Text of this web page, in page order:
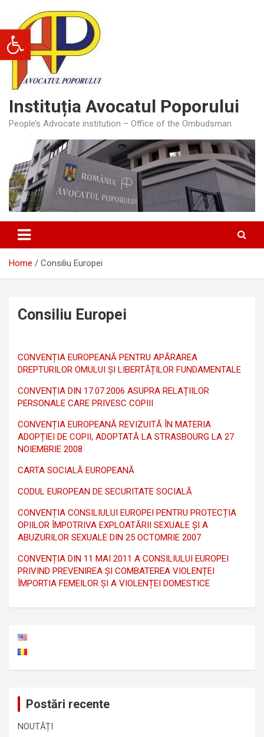
Deschide bara de unelte
content
Instituția Avocatul Poporului
People’s Advocate institution – Office of the Ombudsman
Home Consiliu Europei
Consiliu Europei
CONVENȚIA EUROPEANĂ PENTRU APĂRAREA
DREPTURILOR OMULUI ȘI LIBERTĂȚILOR FUNDAMENTALE
CONVENȚIA DIN 17.07.2006 ASUPRA RELAȚIILOR
PERSONALE CARE PRIVESC COPIII
CONVENȚIA EUROPEANĂ REVIZUITĂ ÎN MATERIA
ADOPȚIEI DE COPII, ADOPTATĂ LA STRASBOURG LA 27
NOIEMBRIE 2008
CARTA SOCIALĂ EUROPEANĂ
CODUL EUROPEAN DE SECURITATE SOCIALĂ
CONVENȚIA CONSILIULUI EUROPEI PENTRU PROTECȚIA
OPIILOR ÎMPOTRIVA EXPLOATĂRII SEXUALE ȘI A
ABUZURILOR SEXUALE DIN 25 OCTOMRIE 2007
CONVENȚIA DIN 11 MAI 2011 A CONSILIULUI EUROPEI
PRIVIND PREVENIREA ȘI COMBATEREA VIOLENȚEI
ÎMPORTIA FEMEILOR ȘI A VIOLENȚEI DOMESTICE
Postări recente
NOUTĂȚI